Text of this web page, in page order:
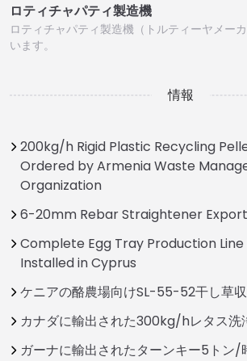
ロティチャパティ製造機
ロティチャパティ製造機（トルティーヤメー
います。
情報
200kg/h Rigid Plastic Recycling
Ordered by Armenia Waste
Organization
6-20mm Rebar Straightener
Complete Egg Tray Production
Installed in Cyprus
ケニアの酪農場向けSL-55-52干し草
カナダに輸出された300kg/hレタス洗
ガーナに輸出されたターンキー5トン/